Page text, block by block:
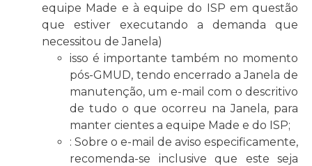
equipe Made e à equipe do ISP em questão
que estiver executando a demanda que
necessitou de Janela)
isso é importante também no momento
pós-GMUD, tendo encerrado a Janela de
manutenção, um e-mail com o descritivo
de tudo o que ocorreu na Janela, para
manter cientes a equipe Made e do ISP;
: Sobre o e-mail de aviso especificamente,
recomenda-se inclusive que este seja